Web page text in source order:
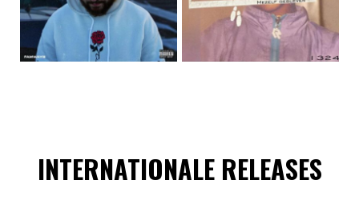
INTERNATIONALE RELEASES